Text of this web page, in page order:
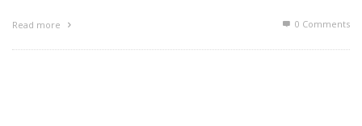
Read more 0 Comments